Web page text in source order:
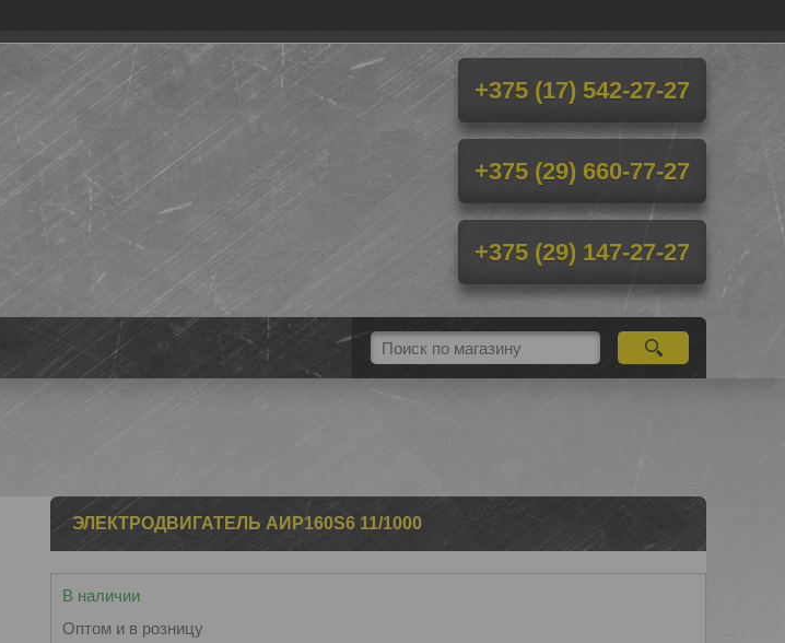
+375 (17) 542-27-27
+375 (29) 660-77-27
+375 (29) 147-27-27
ЭЛЕКТРОДВИГАТЕЛЬ АИР160S6 11/1000
В наличии
Оптом и в розницу